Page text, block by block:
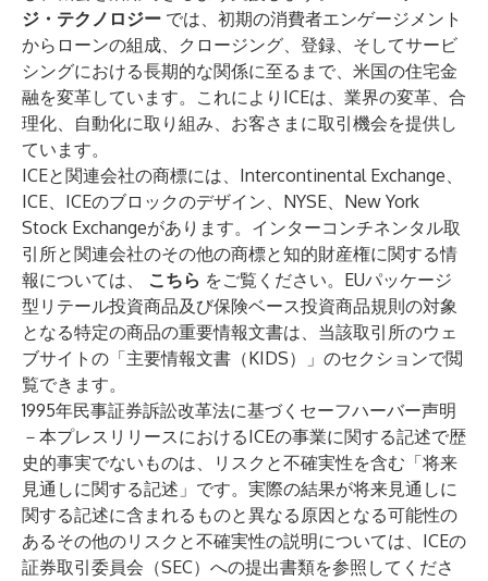
ジ・テクノロジー では、初期の消費者エンゲージメント
からローンの組成、クロージング、登録、そしてサービ
シングにおける長期的な関係に至るまで、米国の住宅金
融を変革しています。これによりICEは、業界の変革、合
理化、自動化に取り組み、お客さまに取引機会を提供し
ています。
ICEと関連会社の商標には、Intercontinental Exchange、
ICE、ICEのブロックのデザイン、NYSE、New York
Stock Exchangeがあります。インターコンチネンタル取
引所と関連会社のその他の商標と知的財産権に関する情
報については、 こちら をご覧ください。EUパッケージ
型リテール投資商品及び保険ベース投資商品規則の対象
となる特定の商品の重要情報文書は、当該取引所のウェ
ブサイトの「主要情報文書（KIDS）」のセクションで閲
覧できます。
1995年民事証券訴訟改革法に基づくセーフハーバー声明
－本プレスリリースにおけるICEの事業に関する記述で歴
史的事実でないものは、リスクと不確実性を含む「将来
見通しに関する記述」です。実際の結果が将来見通しに
関する記述に含まれるものと異なる原因となる可能性の
あるその他のリスクと不確実性の説明については、ICEの
証券取引委員会（SEC）への提出書類を参照してくださ